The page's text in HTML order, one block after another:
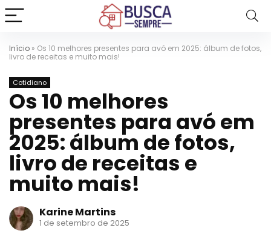
Início » Os 10 melhores presentes para avó em 2025: álbum de fotos,
livro de receitas e muito mais!
Cotidiano
Os 10 melhores
presentes para avó em
2025: álbum de fotos,
livro de receitas e
muito mais!
Karine Martins
1 de setembro de 2025